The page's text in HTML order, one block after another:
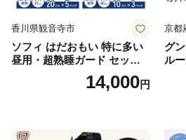
香川県観音寺市
ソフィ はだおもい 特に多い
昼用・超熟睡ガード セット
羽付き ナプキン 生理用品 サ
ニタリー ユニ・チャーム
14,000円
京都
グ
ル
ー